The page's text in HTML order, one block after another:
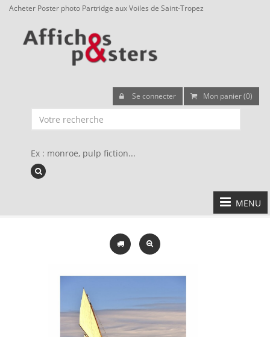
Acheter Poster photo Partridge aux Voiles de Saint-Tropez
Se connecter Mon panier (0)
Ex : monroe, pulp fiction...
MENU